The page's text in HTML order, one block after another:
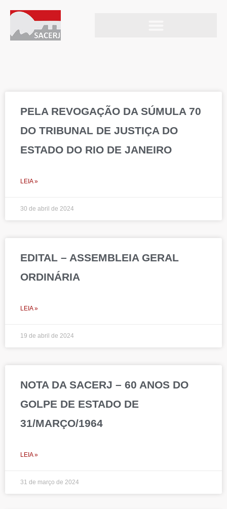
PELA REVOGAÇÃO DA SÚMULA 70
DO TRIBUNAL DE JUSTIÇA DO
ESTADO DO RIO DE JANEIRO
LEIA »
30 de abril de 2024
EDITAL – ASSEMBLEIA GERAL
ORDINÁRIA
LEIA »
19 de abril de 2024
NOTA DA SACERJ – 60 ANOS DO
GOLPE DE ESTADO DE
31/MARÇO/1964
LEIA »
31 de março de 2024